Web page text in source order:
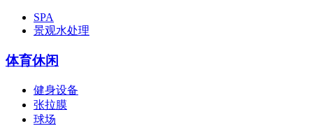
SPA
景观水处理
体育休闲
健身设备
张拉膜
球场